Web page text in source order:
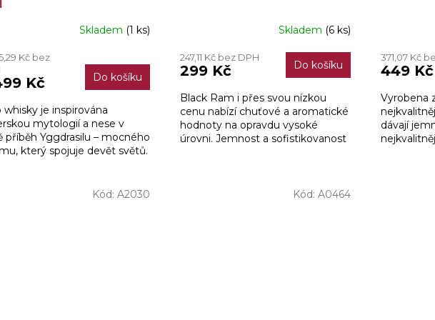
Skladem (1 ks)
Kč bez
Kč Do košíku
whisky je inspirována
mytologií a nese v
příběh Yggdrasilu – mocného
který spojuje devět světů.
Skladem (6 ks)
247,11 Kč bez DPH
299 Kč Do košíku
Black Ram i přes svou nízkou
cenu nabízí chuťové a aromatické
hodnoty na opravdu vysoké
úrovni. Jemnost a sofistikovanost
371,07 Kč
449 Kč
Vyrobena
dávají
Kód: A2030 Kód: A0464